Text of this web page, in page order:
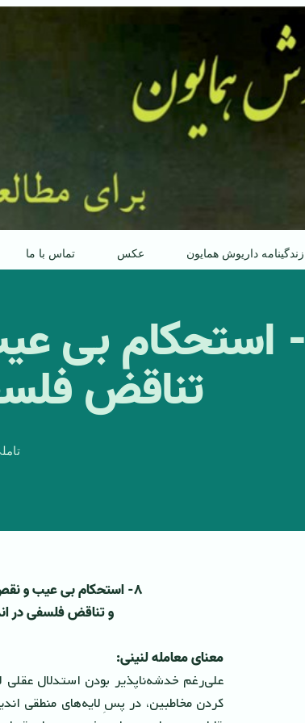
زندگینامه داریوش همایون عکس تماس با ما
8- استحكام بى
تناقض
۸- استحکام بى عیب و نقص عقل استدلالی
و تناقض فلسفى در
معنای معامله لنینی:
على‌رغم خدشه‌ناپذیر بودن استدلال عقلى
کردن مخاطبین، در پسِ لایه‌هاى منطقى